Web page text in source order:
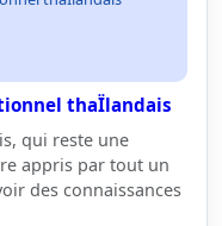
thaÏlandais
qui reste une
appris par tout un
des connaissances